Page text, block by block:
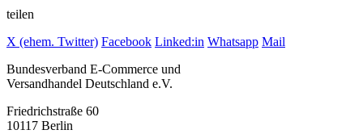
teilen
X (ehem. Twitter) Facebook Linked:in Whatsapp Mail
Bundesverband E-Commerce und
Versandhandel Deutschland e.V.
Friedrichstraße 60
10117 Berlin